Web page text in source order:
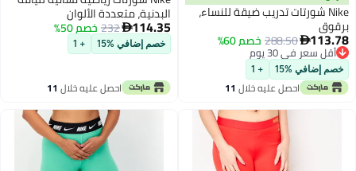
Nike شورتات تدريب ضيقة للنساء،

288.50خصم 60%
سعر في 30 يوم
سعر في 30 يوم
إضافي %15 + 1
احصل عليه خلال11
اغسطس
البدنية، متعددة الألوان
114.35
232خصم 50%
خصم إضافي %15 + 1
احصل عليه خلال11
اغسطس